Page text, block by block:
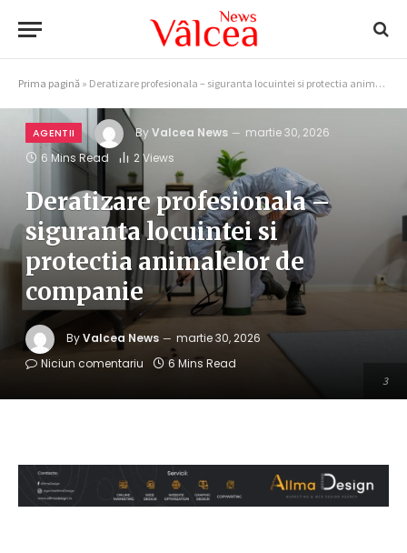
Prima pagină » Deratizare profesionala – siguranta locuintei si protectia animalelor de companie
3
AGENTII ByValcea News
martie 30, 2026
6 Mins Read
2Views
Deratizare profesionala –
siguranta locuintei si
protectia animalelor de
companie
ByValcea News
martie 30, 2026
Niciun comentariu
6 Mins Read